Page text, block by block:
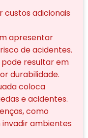
adicionais
apresentar
de acidentes.
resultar em
durabilidade.
coloca
e acidentes.
como
ambientes